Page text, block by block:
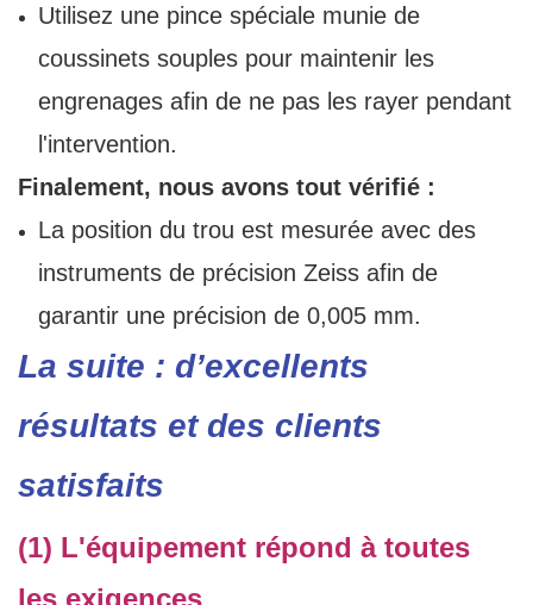
Utilisez une pince spéciale munie de
coussinets souples pour maintenir les
engrenages afin de ne pas les rayer pendant
l'intervention.
Finalement, nous avons tout vérifié :
La position du trou est mesurée avec des
instruments de précision Zeiss afin de
garantir une précision de 0,005 mm.
La suite : d’excellents
résultats et des clients
satisfaits
(1) L'équipement répond à toutes